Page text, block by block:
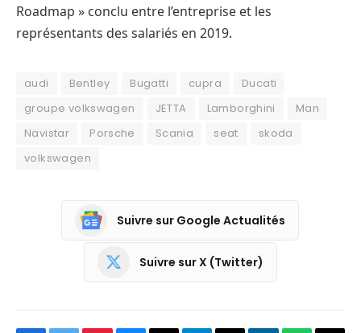
Roadmap » conclu entre l’entreprise et les
représentants des salariés en 2019.
audi Bentley Bugatti cupra
Ducati
groupe volkswagen
JETTA Lamborghini
Man
Navistar
Porsche Scania seat
skoda
volkswagen
Suivre sur Google Actualités
Suivre sur X (Twitter)